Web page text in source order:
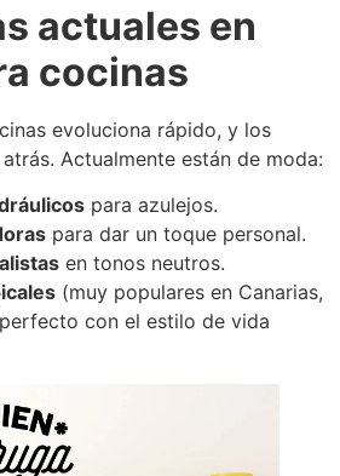
actuales en
cocinas
evoluciona rápido, y los
Actualmente están de moda:
para azulejos.
para dar un toque personal.
en tonos neutros.
(muy populares en Canarias,
con el estilo de vida